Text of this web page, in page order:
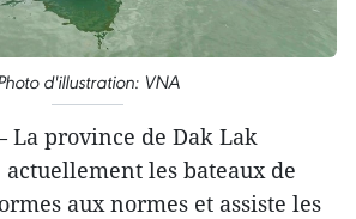
d'illustration: VNA
La province de Dak Lak
actuellement les bateaux de
aux normes et assiste les